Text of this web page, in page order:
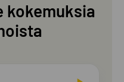
kokemuksia